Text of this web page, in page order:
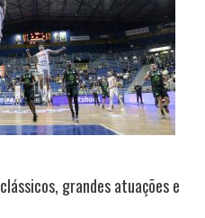
grandes atuações e